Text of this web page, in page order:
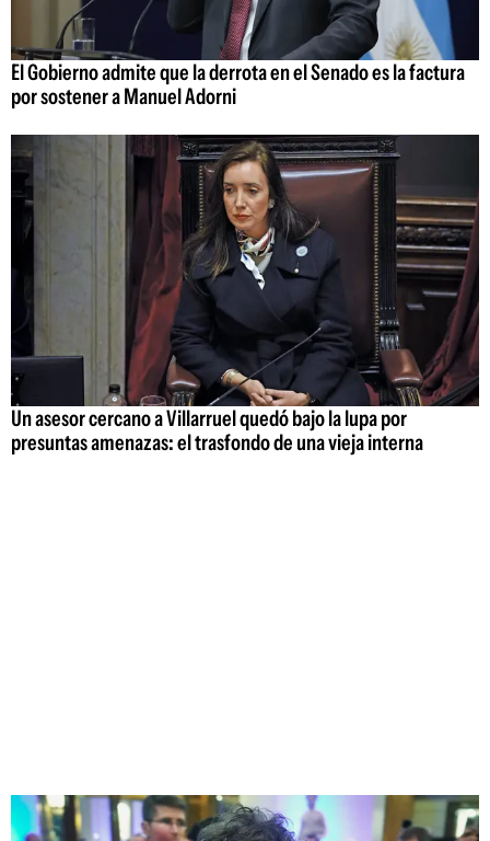
El Gobierno admite que la derrota en el Senado es la factura
por sostener a Manuel Adorni
Un asesor cercano a Villarruel quedó bajo la lupa por
presuntas amenazas: el trasfondo de una vieja interna